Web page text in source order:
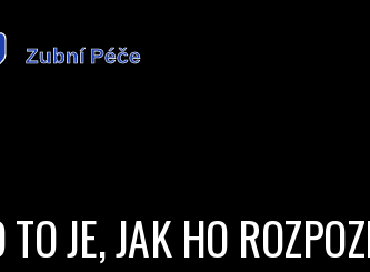
JE, JAK HO